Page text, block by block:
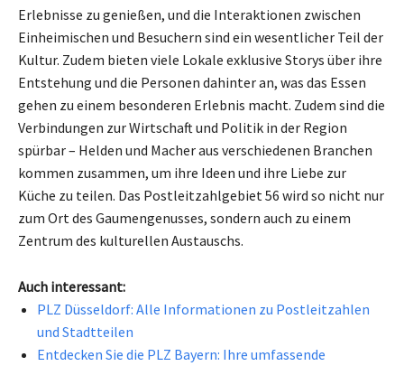
Erlebnisse zu genießen, und die Interaktionen zwischen
Einheimischen und Besuchern sind ein wesentlicher Teil der
Kultur. Zudem bieten viele Lokale exklusive Storys über ihre
Entstehung und die Personen dahinter an, was das Essen
gehen zu einem besonderen Erlebnis macht. Zudem sind die
Verbindungen zur Wirtschaft und Politik in der Region
spürbar – Helden und Macher aus verschiedenen Branchen
kommen zusammen, um ihre Ideen und ihre Liebe zur
Küche zu teilen. Das Postleitzahlgebiet 56 wird so nicht nur
zum Ort des Gaumengenusses, sondern auch zu einem
Zentrum des kulturellen Austauschs.
Auch interessant:
PLZ Düsseldorf: Alle Informationen zu Postleitzahlen
und Stadtteilen
Entdecken Sie die PLZ Bayern: Ihre umfassende